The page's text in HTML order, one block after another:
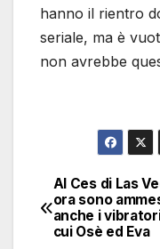
hanno il rientro
seriale, ma è
non avrebbe
articoli
Al Ces di Las
ora sono
anche i
cui Osè ed Eva